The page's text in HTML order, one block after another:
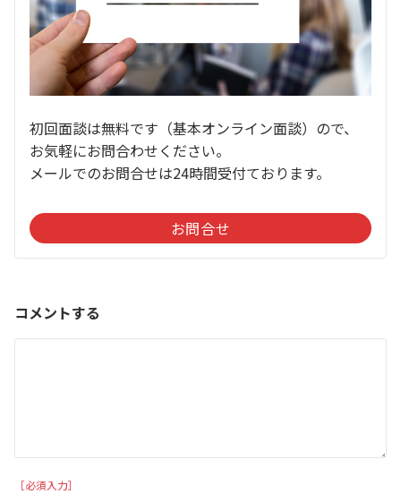
初回面談は無料です（基本オンライン面談）ので、
お気軽にお問合わせください。
メールでのお問合せは24時間受付ております。
お問合せ
コメントする
［必須入力］